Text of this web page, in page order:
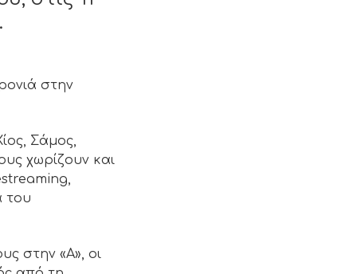
στην
Σάμος,
χωρίζουν και
του
στην «Α», οι